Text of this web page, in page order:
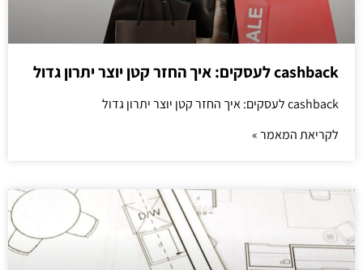
cashback לעסקים: איך החזר קטן יוצר יתרון גדול
cashback לעסקים: איך החזר קטן יוצר יתרון גדול
לקריאת המאמר »